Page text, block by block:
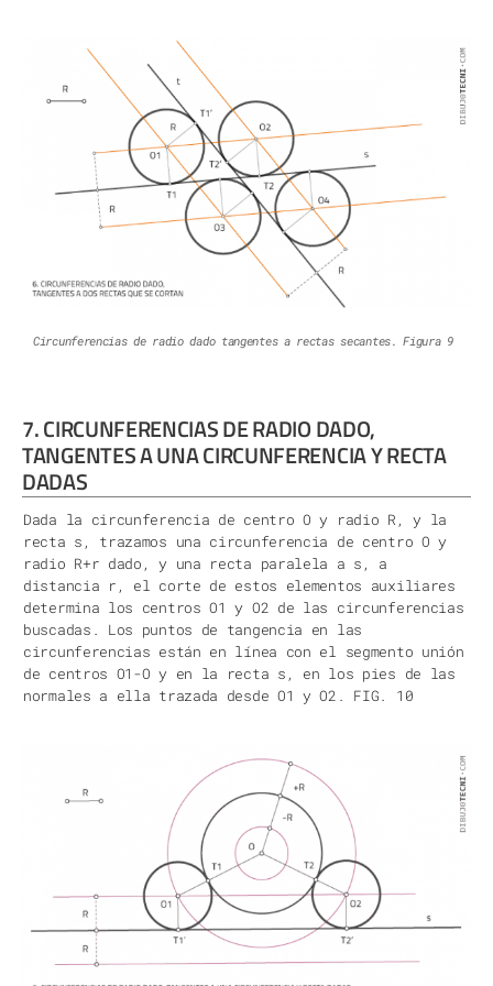
Circunferencias de radio dado tangentes a rectas secantes. Figura 9
7. CIRCUNFERENCIAS DE RADIO DADO,
TANGENTES A UNA CIRCUNFERENCIA Y RECTA
DADAS
Dada la circunferencia de centro O y radio R, y la
recta s, trazamos una circunferencia de centro O y
radio R+r dado, y una recta paralela a s, a
distancia r, el corte de estos elementos auxiliares
determina los centros O1 y O2 de las circunferencias
buscadas. Los puntos de tangencia en las
circunferencias están en línea con el segmento unión
de centros O1-O y en la recta s, en los pies de las
normales a ella trazada desde O1 y O2. FIG. 10